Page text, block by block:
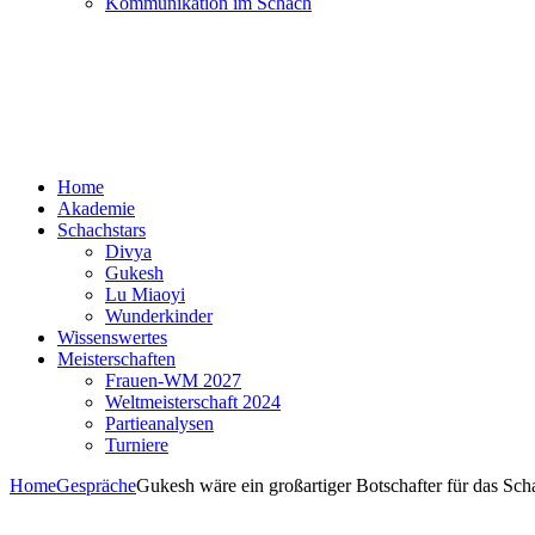
Home
Akademie
Schachstars
Divya
Gukesh
Lu Miaoyi
Wunderkinder
Wissenswertes
Meisterschaften
Frauen-WM 2027
Weltmeisterschaft 2024
Partieanalysen
Turniere
HomeGesprächeGukesh wäre ein großartiger Botschafter für das